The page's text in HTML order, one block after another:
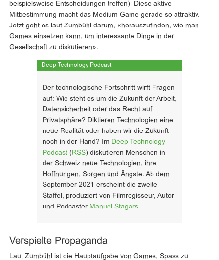
beispielsweise Entscheidungen treffen). Diese aktive
Mitbestimmung macht das Medium Game gerade so attraktiv.
Jetzt geht es laut Zumbühl darum, «herauszufinden, wie man
Games einsetzen kann, um interessante Dinge in der
Gesellschaft zu diskutieren».
Deep Technology Podcast
Der technologische Fortschritt wirft Fragen
auf: Wie steht es um die Zukunft der Arbeit,
Datensicherheit oder das Recht auf
Privatsphäre? Diktieren Technologien eine
neue Realität oder haben wir die Zukunft
noch in der Hand? Im Deep Technology
Podcast (RSS) diskutieren Menschen in
der Schweiz neue Technologien, ihre
Hoffnungen, Sorgen und Ängste. Ab dem
September 2021 erscheint die zweite
Staffel, produziert von Filmregisseur, Autor
und Podcaster Manuel Stagars.
Verspielte Propaganda
Laut Zumbühl ist die Hauptaufgabe von Games, Spass zu